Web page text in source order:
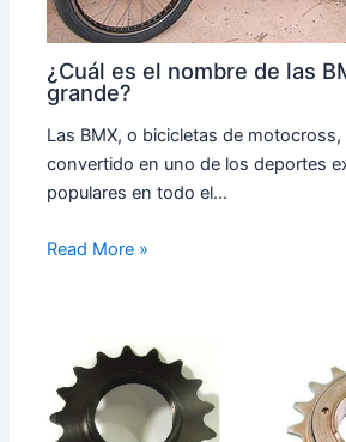
¿Cuál es el nombre de las
grande?
Las BMX, o bicicletas de motocross,
convertido en uno de los deportes
populares en todo el…
Read More »